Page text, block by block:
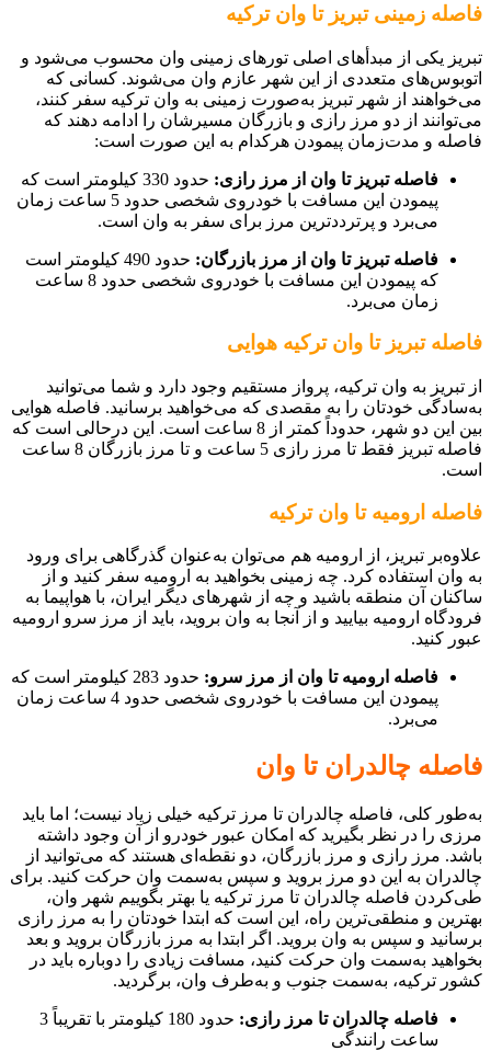
فاصله زمینی تبریز تا وان ترکیه
تبریز یکی از مبدأهای اصلی تورهای زمینی وان محسوب می‌شود و
اتوبوس‌های متعددی از این شهر عازم وان می‌شوند. کسانی که
می‌خواهند از شهر تبریز به‌صورت زمینی به وان ترکیه سفر کنند،
می‌توانند از دو مرز رازی و بازرگان مسیرشان را ادامه دهند که
فاصله و مدت‌زمان پیمودن هرکدام به این صورت است:
فاصله تبریز تا وان از مرز رازی:
حدود 330 کیلومتر است که
پیمودن این مسافت با خودروی شخصی حدود 5 ساعت زمان
می‌برد و پرترددترین مرز برای سفر به وان است.
فاصله تبریز تا وان از مرز بازرگان:
حدود 490 کیلومتر است
که پیمودن این مسافت با خودروی شخصی حدود 8 ساعت
زمان می‌برد.
فاصله تبریز تا وان ترکیه هوایی
از تبریز به وان ترکیه، پرواز مستقیم وجود دارد و شما می‌توانید
به‌سادگی خودتان را به مقصدی که می‌خواهید برسانید. فاصله هوایی
بین این دو شهر، حدوداً کمتر از 8 ساعت است. این درحالی است که
فاصله تبریز فقط تا مرز رازی 5 ساعت و تا مرز بازرگان 8 ساعت
است.
فاصله ارومیه تا وان ترکیه
علاوه‌بر تبریز، از ارومیه هم می‌توان به‌عنوان گذرگاهی برای ورود
به وان استفاده کرد. چه زمینی بخواهید به ارومیه سفر کنید و از
ساکنان آن منطقه باشید و چه از شهرهای دیگر ایران، با هواپیما به
فرودگاه ارومیه بیایید و از آنجا به وان بروید، باید از مرز سرو ارومیه
عبور کنید.
فاصله ارومیه تا وان از مرز سرو:
حدود 283 کیلومتر است که
پیمودن این مسافت با خودروی شخصی حدود 4 ساعت زمان
می‌برد.
فاصله چالدران تا وان
به‌طور کلی، فاصله چالدران تا مرز ترکیه خیلی زیاد نیست؛ اما باید
مرزی را در نظر بگیرید که امکان عبور خودرو از آن وجود داشته
باشد. مرز رازی و مرز بازرگان، دو نقطه‌ای هستند که می‌توانید از
چالدران به این دو مرز بروید و سپس به‌سمت وان حرکت کنید. برای
طی‌کردن فاصله چالدران تا مرز ترکیه یا بهتر بگوییم شهر وان،
بهترین و منطقی‌ترین راه، این است که ابتدا خودتان را به مرز رازی
برسانید و سپس به وان بروید. اگر ابتدا به مرز بازرگان بروید و بعد
بخواهید به‌سمت وان حرکت کنید، مسافت زیادی را دوباره باید در
کشور ترکیه، به‌سمت جنوب و به‌طرف وان، برگردید.
فاصله چالدران تا مرز رازی:
حدود 180 کیلومتر با تقریباً 3
ساعت رانندگی